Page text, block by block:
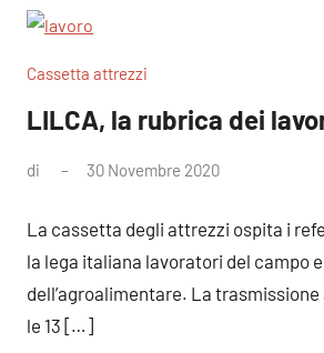
Cassetta attrezzi
LILCA, la rubrica dei
di 30 Novembre 2020
La cassetta degli attrezzi ospita i
la lega italiana lavoratori del campo e
dell’agroalimentare. La trasmissione
le 13 […]